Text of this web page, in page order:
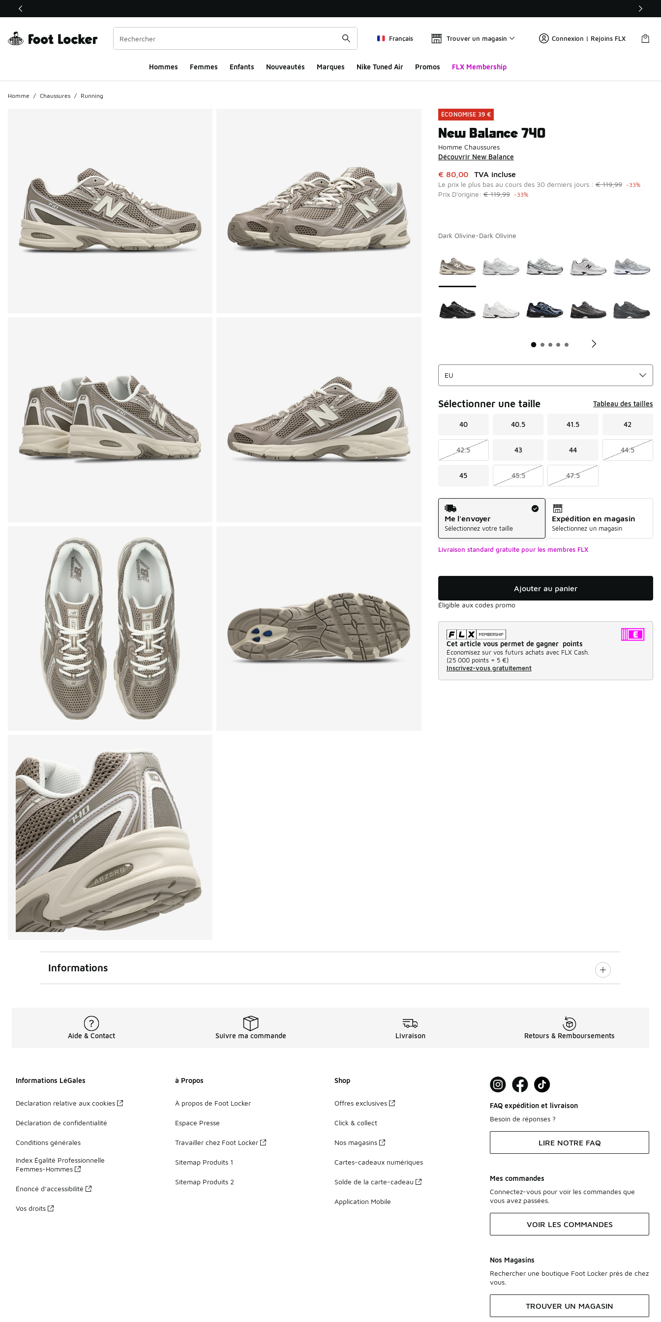
Ce lien ouvrira une nouvelle fenêtre
Français Trouver un magasin Connexion | Rejoins FLX
Hommes​ Femmes Enfants Nouveautés Marques Nike Tuned Air Promos FLX Membership
Homme / Chaussures / Running
ÉCONOMISE 39 €
New Balance 740
Homme Chaussures
Découvrir New Balance
Cet article est en promotion. Prix en baisse de à € 80,00
€ 80,00 TVA incluse
Le prix le plus bas au cours des 30 derniers jours :€ 119,99 -33%
Prix D'origine:€ 119,99 -33%
Dark Olivine-Dark Olivine
Sélectionner une taille Tableau des tailles
40 40.5 41.5 42
42.5 43 44 44.5
45 45.5 47.5
Mode d'expédition
Me l'envoyer
Sélectionnez votre taille
Expédition en magasin
Sélectionnez un magasin
Livraison standard gratuite pour les membres FLX
Ajouter au panier
Éligible aux codes promo
Cet article vous permet de gagner points
Économisez sur vos futurs achats avec FLX Cash.
(25 000 points = 5 €)
Inscrivez-vous gratuitement
Informations
Aide & Contact Suivre ma commande Livraison Retours & Remboursements
Informations LéGales
Déclaration relative aux cookies
Déclaration de confidentialité
Conditions générales
Index Égalité Professionnelle
Femmes-Hommes
Énoncé d’accessibilité
Vos droits
à Propos
À propos de Foot Locker
Espace Presse
Travailler chez Foot Locker
Sitemap Produits 1
Sitemap Produits 2
Shop
Offres exclusives
Click & collect
Nos magasins
Cartes-cadeaux numériques
Solde de la carte-cadeau
Application Mobile
FAQ expédition et livraison
Besoin de réponses ?
LIRE NOTRE FAQ
Mes commandes
Connectez-vous pour voir les commandes que
vous avez passées.
VOIR LES COMMANDES
Nos Magasins
Rechercher une boutique Foot Locker près de chez
vous.
TROUVER UN MAGASIN